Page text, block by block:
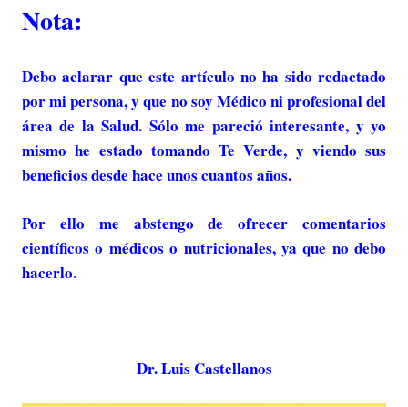
Nota:
Debo aclarar que este artículo no ha sido redactado
por mi persona, y que no soy Médico ni profesional del
área de la Salud. Sólo me pareció interesante, y yo
mismo he estado tomando Te Verde, y viendo sus
beneficios desde hace unos cuantos años.
Por ello me abstengo de ofrecer comentarios
científicos o médicos o nutricionales, ya que no debo
hacerlo.
Dr. Luis Castellanos